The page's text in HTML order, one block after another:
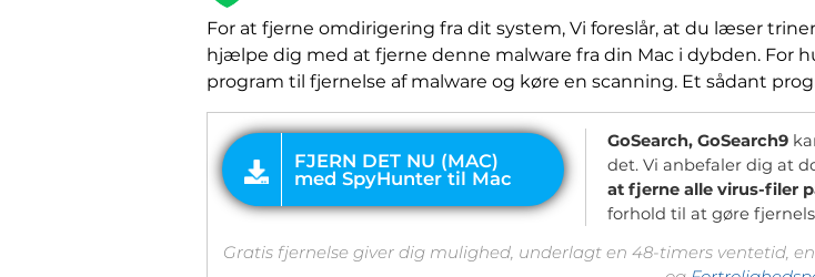
For at fjerne omdirigering fra dit system, Vi foreslår, at du læser
hjælpe dig med at fjerne denne malware fra din Mac i dybden. For
program til fjernelse af malware og køre en scanning. Et sådant
GoSearch, GoSearch9
det. Vi anbefaler dig at
at fjerne alle virus-filer
forhold til at gøre
Gratis fjernelse giver dig mulighed, underlagt en 48-timers ventetid,